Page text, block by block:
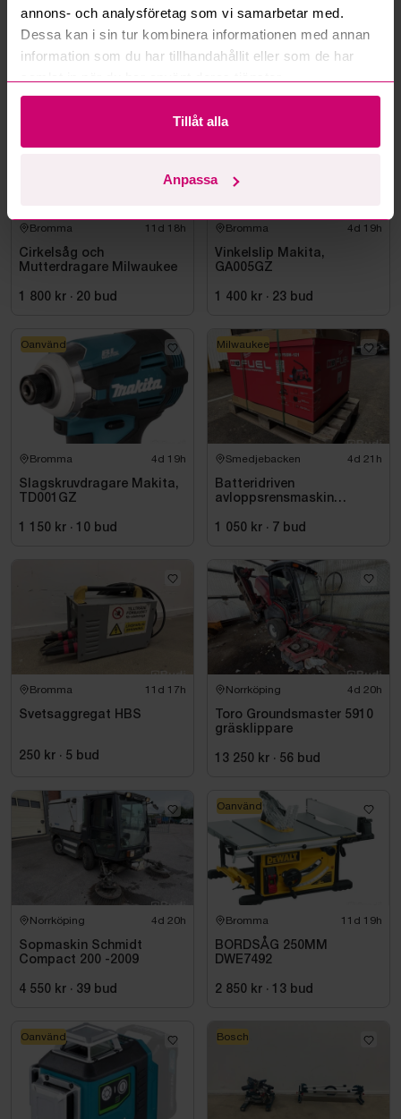
annons- och analysföretag som vi samarbetar med.
Dessa kan i sin tur kombinera informationen med annan
information som du har tillhandahållit eller som de har
Tillåt alla
Anpassa
Mer från samma kategori
Bromma 11d 18h
Cirkelsåg och
Mutterdragare Milwaukee
1 800 kr · 20 bud
Bromma 4d 19h
Vinkelslip Makita,
GA005GZ
1 400 kr · 23 bud
Oanvänd
Bromma 4d 19h
Slagskruvdragare Makita,
TD001GZ
1 150 kr · 10 bud
Oanvänd
Smedjebacken 4d 21h
Batteridriven
avloppsrensmaskin
FSSM-121 | Oanvänd
1 050 kr · 7 bud
Milwaukee
Bromma 11d 17h
Svetsaggregat HBS
250 kr · 5 bud
Norrköping 4d 20h
Toro Groundsmaster 5910
gräsklippare
13 250 kr · 56 bud
Norrköping 4d 20h
Sopmaskin Schmidt
Compact 200 -2009
4 550 kr · 39 bud
Bromma 11d 19h
BORDSÅG 250MM
DWE7492
2 850 kr · 13 bud
Oanvänd
Oanvänd Bosch